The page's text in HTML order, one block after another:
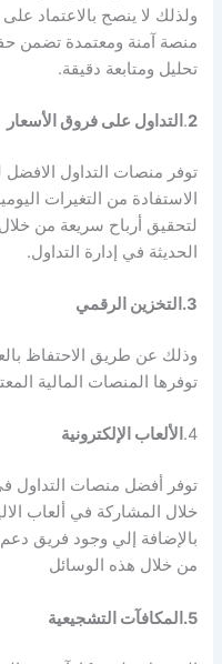
ولذلك لا ينصح بالاعتماد
منصة آمنة ومعتمدة تضمن
تحليل ومتابعة دقيقة.
2
.التداول على فروق الأسعار
توفر منصات التداول
الاستفادة من التغيرات
لتحقيق أرباح سريعة من خلال
الحديثة في إدارة التداول.
3.التخزين الرقمي
وذلك عن طريق الاحتفاظ
توفرها المنصات المالية
4. الألعاب الإلكترونية
توفر أفضل منصات التداول
خلال المشاركة في ألعاب
بالإضافة إلي وجود فريق
من خلال هذه الوسائل
5.المكافآت التشجيعية